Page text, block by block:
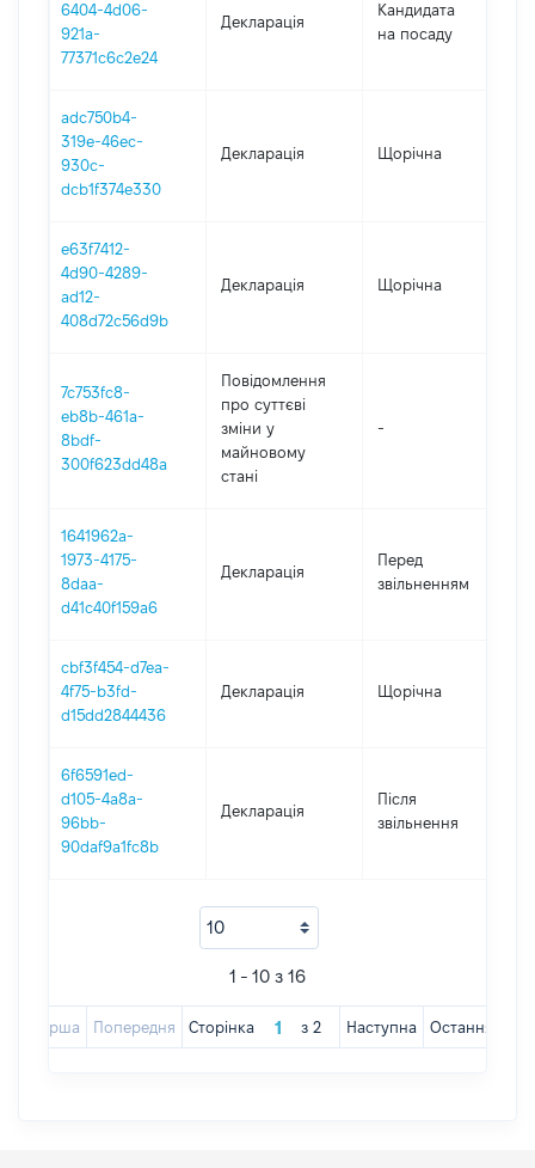
6404-4d06-
921a-
77371c6c2e24
Декларація
Кандидата
на посаду
adc750b4-
319e-46ec-
930c-
dcb1f374e330
Декларація Щорічна
e63f7412-
4d90-4289-
ad12-
408d72c56d9b
Декларація Щорічна
7c753fc8-
eb8b-461a-
8bdf-
300f623dd48a
Повідомлення
про суттєві
зміни y
майновому
стані
-
1641962a-
1973-4175-
8daa-
d41c40f159a6
Декларація
Перед
звільненням
cbf3f454-d7ea-
4f75-b3fd-
d15dd2844436
Декларація Щорічна
6f6591ed-
d105-4a8a-
96bb-
90daf9a1fc8b
Декларація
Після
звільнення
1 - 10 з 16
Перша Попередня Сторінка з 2 Наступна Остання